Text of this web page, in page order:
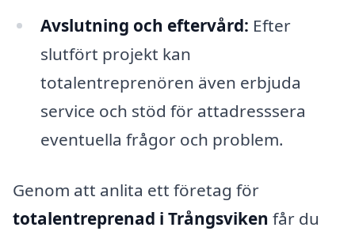
Avslutning och eftervård: Efter
slutfört projekt kan
totalentreprenören även erbjuda
service och stöd för attadresssera
eventuella frågor och problem.
Genom att anlita ett företag för
totalentreprenad i Trångsviken får du